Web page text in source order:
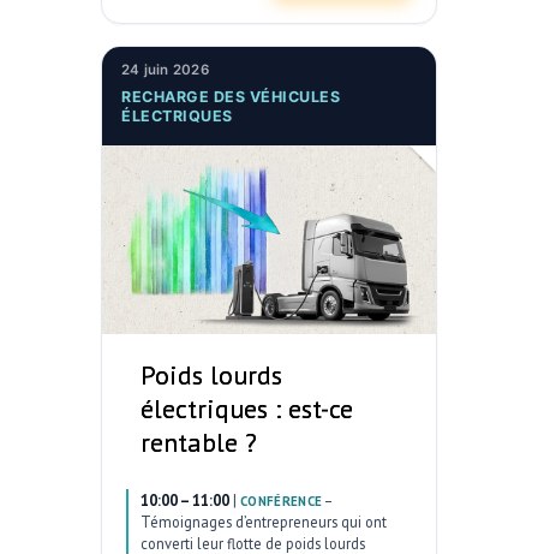
24 juin 2026
RECHARGE DES VÉHICULES
ÉLECTRIQUES
Poids lourds
électriques : est-ce
rentable ?
10:00 – 11:00 | CONFÉRENCE –
Témoignages d’entrepreneurs qui ont
converti leur flotte de poids lourds